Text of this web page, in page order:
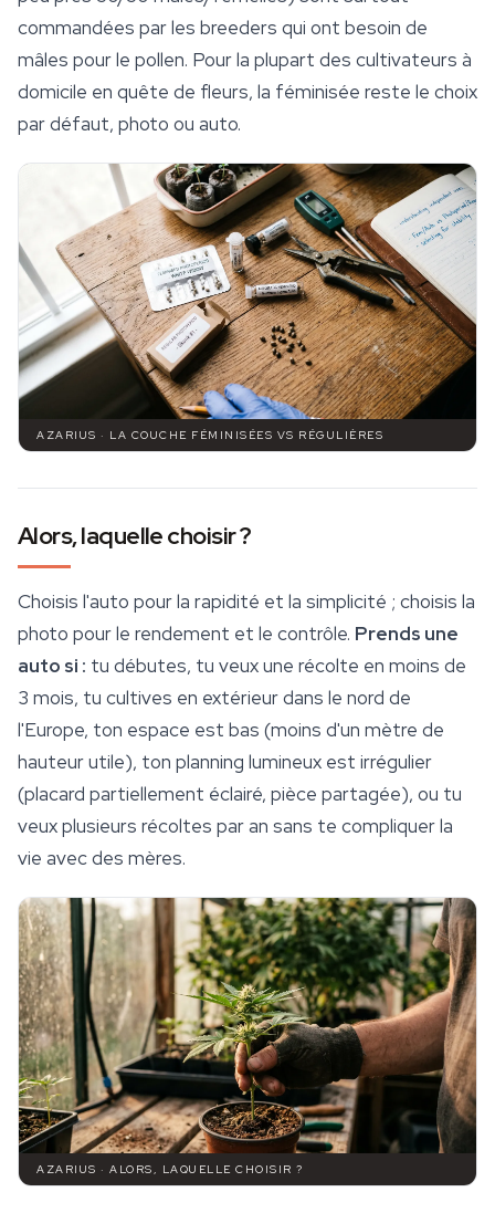
commandées par les breeders qui ont besoin de
mâles pour le pollen. Pour la plupart des cultivateurs à
domicile en quête de fleurs, la féminisée reste le choix
par défaut, photo ou auto.
AZARIUS · LA COUCHE FÉMINISÉES VS RÉGULIÈRES
Alors, laquelle choisir ?
Choisis l'auto pour la rapidité et la simplicité ; choisis la
photo pour le rendement et le contrôle. Prends une
auto si : tu débutes, tu veux une récolte en moins de
3 mois, tu cultives en extérieur dans le nord de
l'Europe, ton espace est bas (moins d'un mètre de
hauteur utile), ton planning lumineux est irrégulier
(placard partiellement éclairé, pièce partagée), ou tu
veux plusieurs récoltes par an sans te compliquer la
vie avec des mères.
AZARIUS · ALORS, LAQUELLE CHOISIR ?